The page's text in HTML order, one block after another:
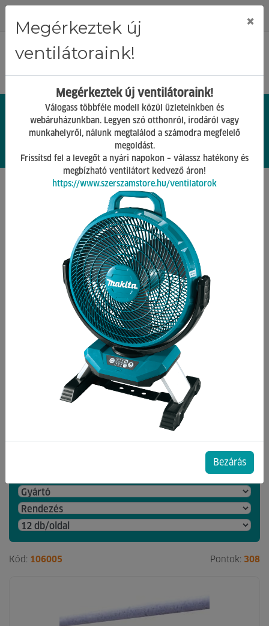
0 0.
Forrasztó eszközök, tartozékok
Vissza
Kategóriák
Forrasztóanyag
Forrasztó eszközök
Forrasztó tartozékok
Forrasztópáka
Kód: 106005 Pontok: 308
Megérkeztek új
ventilátoraink!
×
Megérkeztek új ventilátoraink!
Válogass többféle modell közül üzleteinkben és
webáruházunkban. Legyen szó otthonról, irodáról vagy
munkahelyről, nálunk megtalálod a számodra megfelelő
megoldást.
Frissítsd fel a levegőt a nyári napokon – válassz hatékony és
megbízható ventilátort kedvező áron!
https://www.szerszamstore.hu/ventilatorok
Bezárás